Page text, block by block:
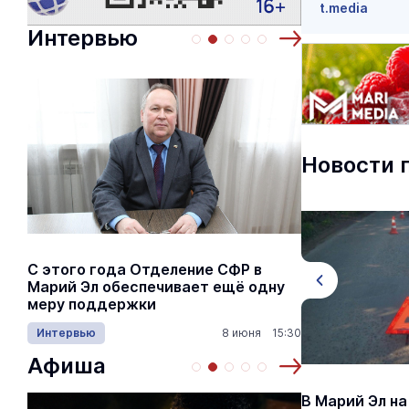
Интервью
С этого года Отделение СФР в
Марий Эл обеспечивает ещё одну
меру поддержки
Интервью 8 июня 15:30
Алексей
Шкетана:
лёгких
Культура
Афиша
t.media
Новости
Жительница Марий Эл вступила в
В Марий Эл